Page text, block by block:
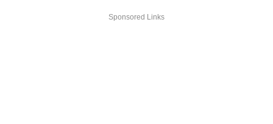
Sponsored Links